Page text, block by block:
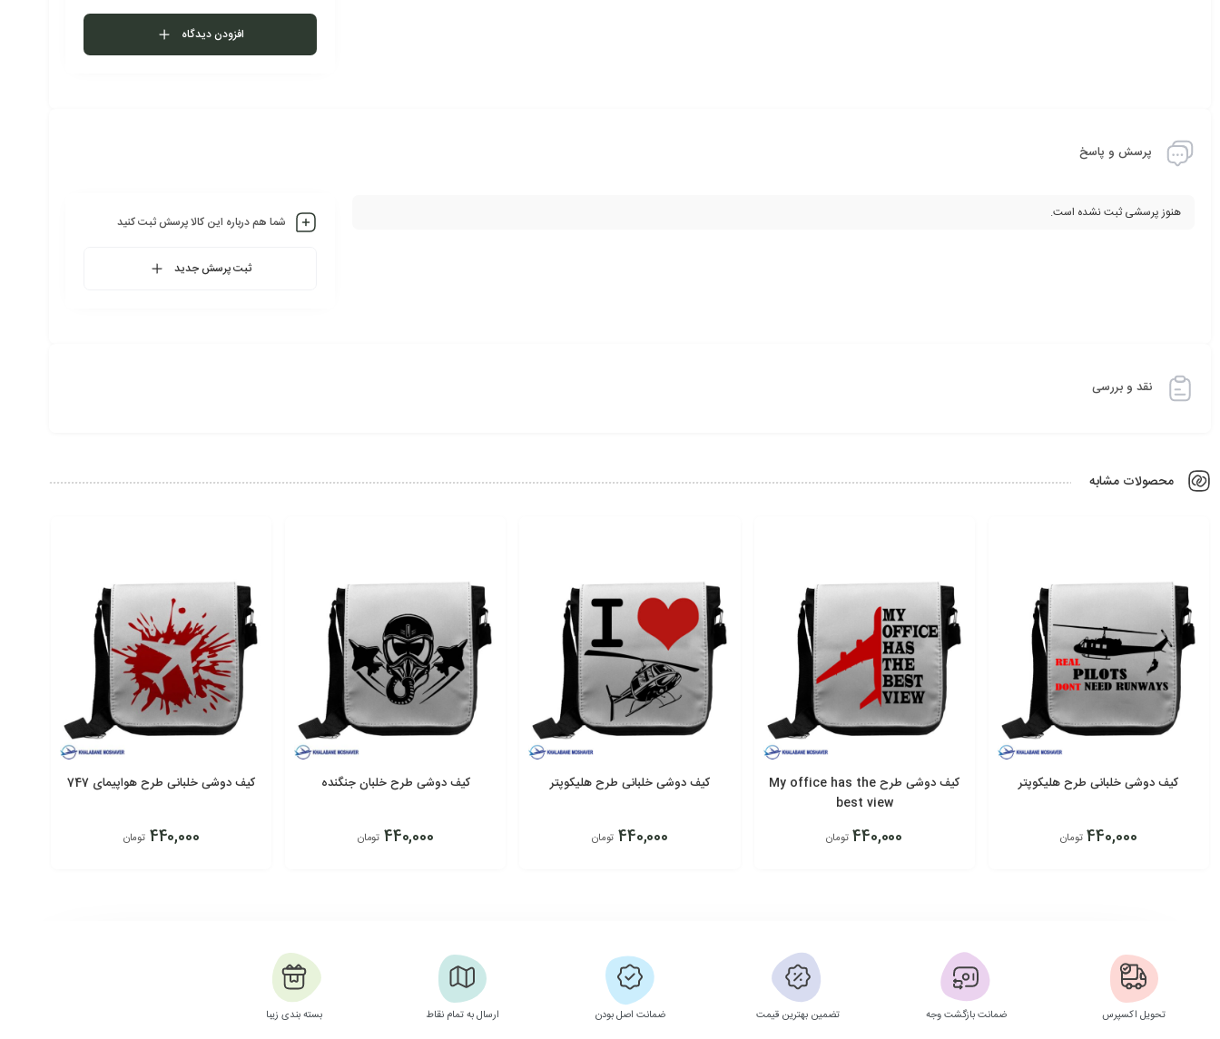
افزودن دیدگاه
پرسش و پاسخ
هنوز پرسشی ثبت نشده است.
شما هم درباره این کالا پرسش ثبت کنید
ثبت پرسش جدید
نقد و بررسی
محصولات مشابه
کیف دوشی خلبانی طرح هلیکوپتر
440,000 تومان
کیف دوشی طرح My office has the
best view
440,000 تومان
کیف دوشی خلبانی طرح هلیکوپتر
440,000 تومان
کیف دوشی طرح خلبان جنگنده
440,000 تومان
کیف دوشی خلبانی طرح هواپیمای 747
440,000 تومان
تحویل اکسپرس ضمانت بازگشت وجه تضمین بهترین قیمت ضمانت اصل بودن ارسال به تمام نقاط بسته بندی زیبا